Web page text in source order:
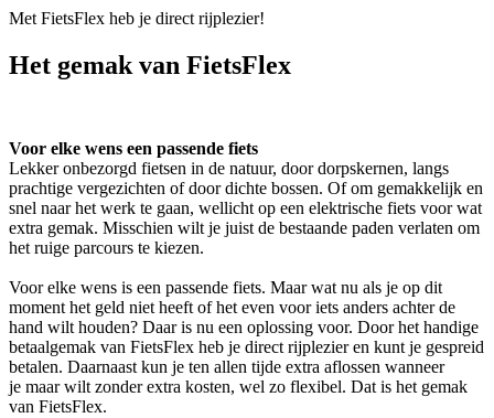
Met FietsFlex heb je direct rijplezier!
Het gemak van FietsFlex
Voor elke wens een passende fiets
Lekker onbezorgd fietsen in de natuur, door dorpskernen, langs
prachtige vergezichten of door dichte bossen. Of om gemakkelijk en
snel naar het werk te gaan, wellicht op een elektrische fiets voor wat
extra gemak. Misschien wilt je juist de bestaande paden verlaten om
het ruige parcours te kiezen.
Voor elke wens is een passende fiets. Maar wat nu als je op dit
moment het geld niet heeft of het even voor iets anders achter de
hand wilt houden? Daar is nu een oplossing voor. Door het handige
betaalgemak van FietsFlex heb je direct rijplezier en kunt je gespreid
betalen. Daarnaast kun je ten allen tijde extra aflossen wanneer
je maar wilt zonder extra kosten, wel zo flexibel. Dat is het gemak
van FietsFlex.